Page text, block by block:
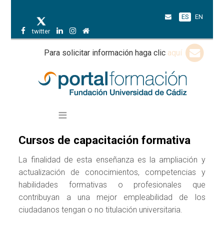
twitter
ES EN
Para solicitar información haga clic aquí
Cursos de capacitación formativa
La finalidad de esta enseñanza es la ampliación y
actualización de conocimientos, competencias y
habilidades formativas o profesionales que
contribuyan a una mejor empleabilidad de los
ciudadanos tengan o no titulación universitaria.